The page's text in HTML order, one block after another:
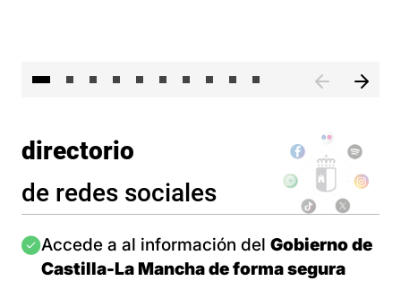
directorio
de redes sociales
Imagen
Accede a al información del Gobierno de
Castilla-La Mancha de forma segura